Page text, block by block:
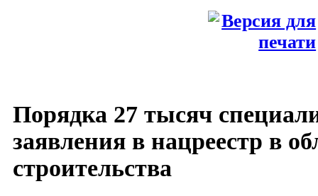
Порядка 27 тысяч
заявления в нацреестр в
строительства